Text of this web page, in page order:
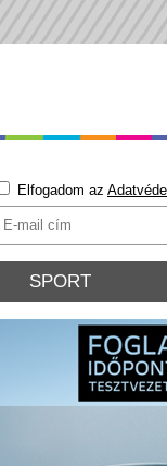
Elfogadom az
SPORT